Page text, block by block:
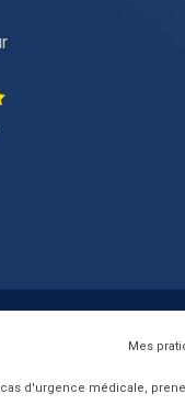
Mes
cas d'urgence médicale,